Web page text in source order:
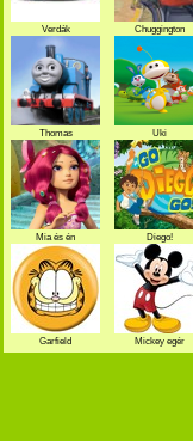
Verdák Chuggington
Thomas Uki
Mia és én Diego!
Garfield Mickey egér